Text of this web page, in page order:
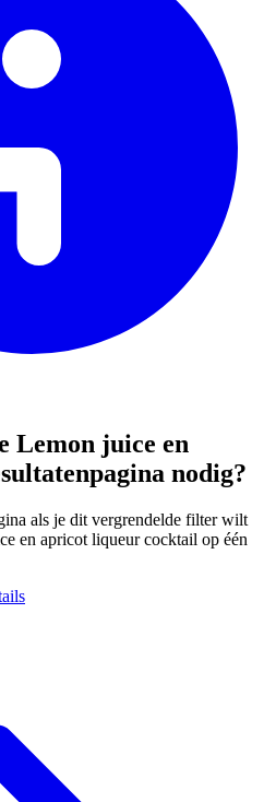
Lemon juice en
nodig?
als je dit vergrendelde filter wilt
en apricot liqueur cocktail op één